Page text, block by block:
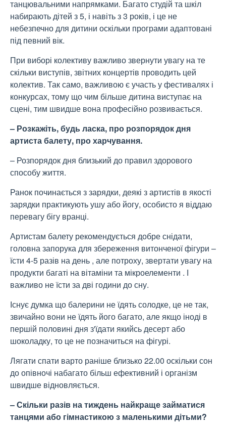
танцювальними напрямками. Багато студій та шкіл
набирають дітей з 5, і навіть з 3 років, і це не
небезпечно для дитини оскільки програми адаптовані
під певний вік.
При виборі колективу важливо звернути увагу на те
скільки виступів, звітних концертів проводить цей
колектив. Так само, важливою є участь у фестивалях і
конкурсах, тому що чим більше дитина виступає на
сцені, тим швидше вона професійно розвивається.
– Розкажіть, будь ласка, про розпорядок дня
артиста балету, про харчування.
– Розпорядок дня близький до правил здорового
способу життя.
Ранок починається з зарядки, деякі з артистів в якості
зарядки практикують ушу або йогу, особисто я віддаю
перевагу бігу вранці.
Артистам балету рекомендується добре снідати,
головна запорука для збереження витонченої фігури –
їсти 4-5 разів на день , але потроху, звертати увагу на
продукти багаті на вітаміни та мікроелементи . І
важливо не їсти за дві години до сну.
Існує думка що балерини не їдять солодке, це не так,
звичайно вони не їдять його багато, але якщо іноді в
першій половині дня з'їдати якийсь десерт або
шоколадку, то це не позначиться на фігурі.
Лягати спати варто раніше близько 22.00 оскільки сон
до опівночі набагато більш ефективний і організм
швидше відновляється.
– Скільки разів на тиждень найкраще займатися
танцями або гімнастикою з маленькими дітьми?